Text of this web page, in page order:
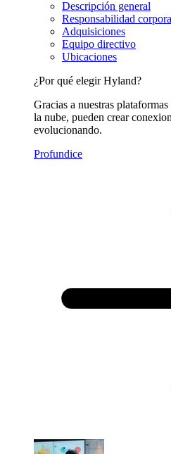
Descripción general
Responsabilidad
Adquisiciones
Equipo directivo
Ubicaciones
¿Por qué elegir Hyland?
Gracias a nuestras
la nube, pueden crear
evolucionando.
Profundice